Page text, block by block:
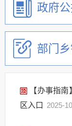
政府
部门
【办事指南
区入口
2025-